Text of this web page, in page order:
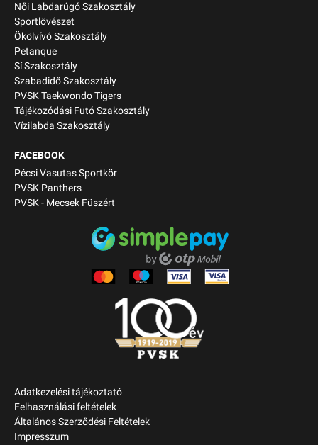
Női Labdarúgó Szakosztály
Sportlövészet
Ökölvívó Szakosztály
Petanque
Sí Szakosztály
Szabadidő Szakosztály
PVSK Taekwondo Tigers
Tájékozódási Futó Szakosztály
Vízilabda Szakosztály
FACEBOOK
Pécsi Vasutas Sportkör
PVSK Panthers
PVSK - Mecsek Füszért
Adatkezelési tájékoztató
Felhasználási feltételek
Általános Szerződési Feltételek
Impresszum